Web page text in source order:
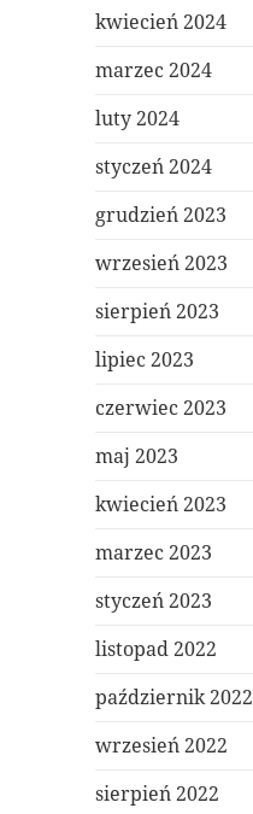
kwiecień 2024
marzec 2024
luty 2024
styczeń 2024
grudzień 2023
wrzesień 2023
sierpień 2023
lipiec 2023
czerwiec 2023
maj 2023
kwiecień 2023
marzec 2023
styczeń 2023
listopad 2022
październik 2022
wrzesień 2022
sierpień 2022